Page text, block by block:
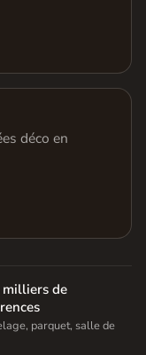
déco en
milliers de
parquet, salle de